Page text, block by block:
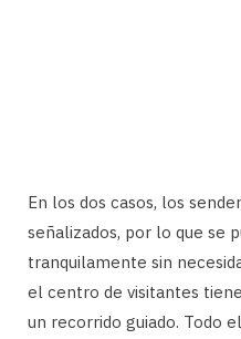
En los dos casos, los
señalizados, por lo que se
tranquilamente sin
el centro de visitantes
un recorrido guiado. Todo